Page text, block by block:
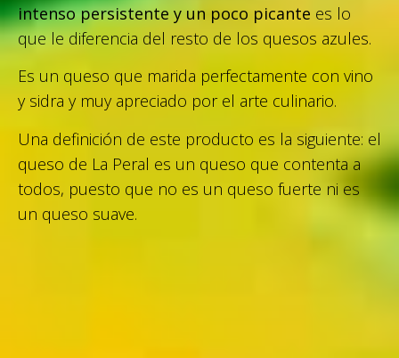
intenso persistente y un poco picante es lo
que le diferencia del resto de los quesos azules.
Es un queso que marida perfectamente con vino
y sidra y muy apreciado por el arte culinario.
Una definición de este producto es la siguiente: el
queso de La Peral es un queso que contenta a
todos, puesto que no es un queso fuerte ni es
un queso suave.